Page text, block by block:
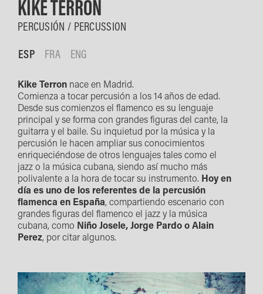
KIKE TERRÓN
PERCUSIÓN / PERCUSSION
ESP
FRA ENG
Kike Terron nace en Madrid.
Comienza a tocar percusión a los 14 años de edad.
Desde sus comienzos el flamenco es su lenguaje
principal y se forma con grandes figuras del cante, la
guitarra y el baile. Su inquietud por la música y la
percusión le hacen ampliar sus conocimientos
enriqueciéndose de otros lenguajes tales como el
jazz o la música cubana, siendo así mucho más
polivalente a la hora de tocar su instrumento. Hoy en
día es uno de los referentes de la percusión
flamenca en España, compartiendo escenario con
grandes figuras del flamenco el jazz y la música
cubana, como Niño Josele, Jorge Pardo o Alain
Perez, por citar algunos.